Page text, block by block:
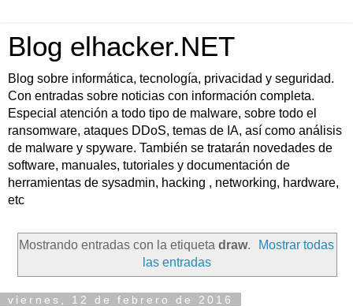
Blog elhacker.NET
Blog sobre informática, tecnología, privacidad y seguridad.
Con entradas sobre noticias con información completa.
Especial atención a todo tipo de malware, sobre todo el
ransomware, ataques DDoS, temas de IA, así como análisis
de malware y spyware. También se tratarán novedades de
software, manuales, tutoriales y documentación de
herramientas de sysadmin, hacking , networking, hardware,
etc
Mostrando entradas con la etiqueta draw.
Mostrar todas
las entradas
viernes, 12 de febrero de 2016